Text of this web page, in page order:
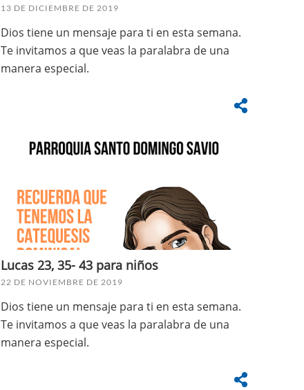
13 DE DICIEMBRE DE 2019
Dios tiene un mensaje para ti en esta semana.
Te invitamos a que veas la paralabra de una
manera especial.
Lucas 23, 35- 43 para niños
22 DE NOVIEMBRE DE 2019
Dios tiene un mensaje para ti en esta semana.
Te invitamos a que veas la paralabra de una
manera especial.